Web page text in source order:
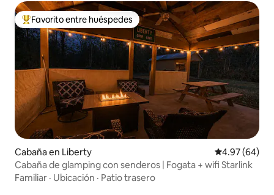
Favorito entre huéspedes preferido
Favorito entre huéspedes
Cabaña en Liberty Calificación
4.97 (64)
Cabaña de glamping con senderos | Fogata + wifi Starlink
Familiar · Ubicación · Patio trasero